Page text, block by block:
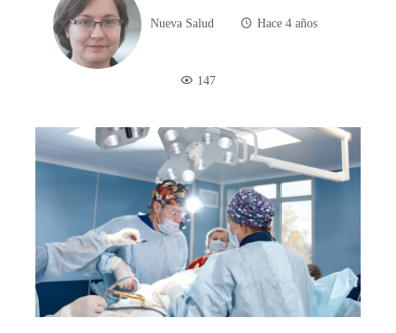
Nueva Salud Hace 4 años
147